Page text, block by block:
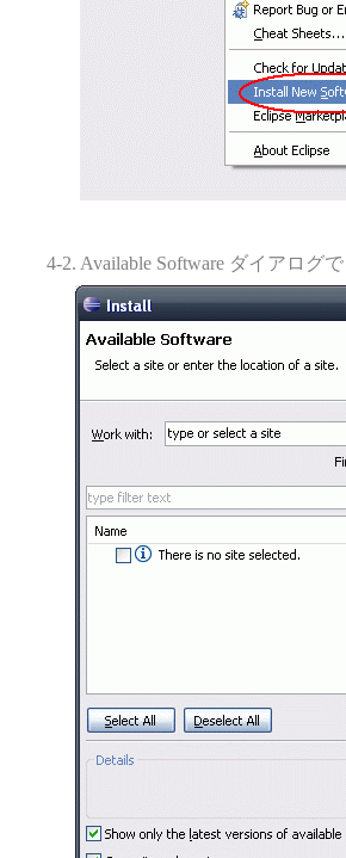
4-2. Available Software ダイアログ